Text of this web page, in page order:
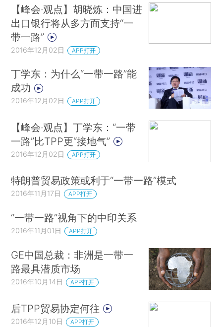
【峰会·观点】胡晓炼：中国进
出口银行将从多方面支持“一
带一路”
2016年12月02日 APP打开
丁学东：为什么“一带一路”能
成功
2016年12月02日 APP打开
【峰会·观点】丁学东：“一带
一路”比TPP更“接地气”
2016年12月02日 APP打开
特朗普贸易政策或利于“一带一路”模式
2016年11月17日 APP打开
“一带一路”视角下的中印关系
2016年11月01日 APP打开
GE中国总裁：非洲是一带一
路最具潜质市场
2016年10月14日 APP打开
后TPP贸易协定何往
2016年12月10日 APP打开